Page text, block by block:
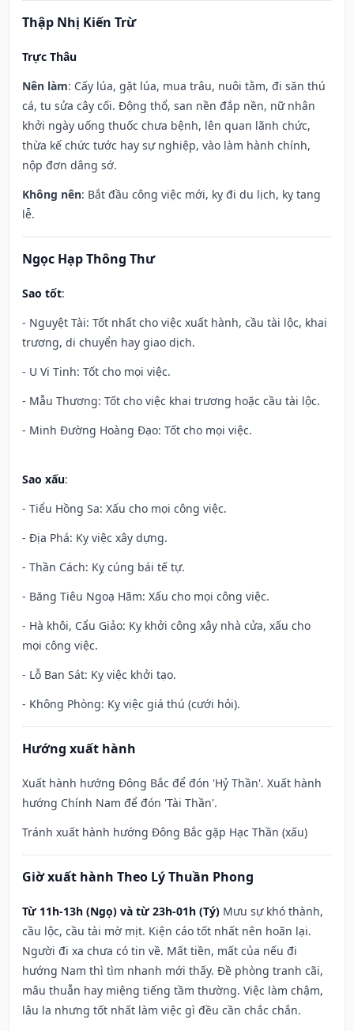
Thập Nhị Kiến Trừ
Trực Thâu
Nên làm: Cấy lúa, gặt lúa, mua trâu, nuôi tằm, đi săn thú
cá, tu sửa cây cối. Động thổ, san nền đắp nền, nữ nhân
khởi ngày uống thuốc chưa bệnh, lên quan lãnh chức,
thừa kế chức tước hay sự nghiệp, vào làm hành chính,
nộp đơn dâng sớ.
Không nên: Bắt đầu công việc mới, kỵ đi du lịch, kỵ tang
lễ.
Ngọc Hạp Thông Thư
Sao tốt:
- Nguyệt Tài: Tốt nhất cho việc xuất hành, cầu tài lộc, khai
trương, di chuyển hay giao dịch.
- U Vi Tinh: Tốt cho mọi việc.
- Mẫu Thương: Tốt cho việc khai trương hoặc cầu tài lộc.
- Minh Đường Hoàng Đạo: Tốt cho mọi việc.
Sao xấu:
- Tiểu Hồng Sa: Xấu cho mọi công việc.
- Địa Phá: Kỵ việc xây dựng.
- Thần Cách: Kỵ cúng bái tế tự.
- Băng Tiêu Ngoạ Hãm: Xấu cho mọi công việc.
- Hà khôi, Cẩu Giảo: Kỵ khởi công xây nhà cửa, xấu cho
mọi công việc.
- Lỗ Ban Sát: Kỵ việc khởi tạo.
- Không Phòng: Kỵ việc giá thú (cưới hỏi).
Hướng xuất hành
Xuất hành hướng Đông Bắc để đón 'Hỷ Thần'. Xuất hành
hướng Chính Nam để đón 'Tài Thần'.
Tránh xuất hành hướng Đông Bắc gặp Hạc Thần (xấu)
Giờ xuất hành Theo Lý Thuần Phong
Từ 11h-13h (Ngọ) và từ 23h-01h (Tý) Mưu sự khó thành,
cầu lộc, cầu tài mờ mịt. Kiện cáo tốt nhất nên hoãn lại.
Người đi xa chưa có tin về. Mất tiền, mất của nếu đi
hướng Nam thì tìm nhanh mới thấy. Đề phòng tranh cãi,
mâu thuẫn hay miệng tiếng tầm thường. Việc làm chậm,
lâu la nhưng tốt nhất làm việc gì đều cần chắc chắn.